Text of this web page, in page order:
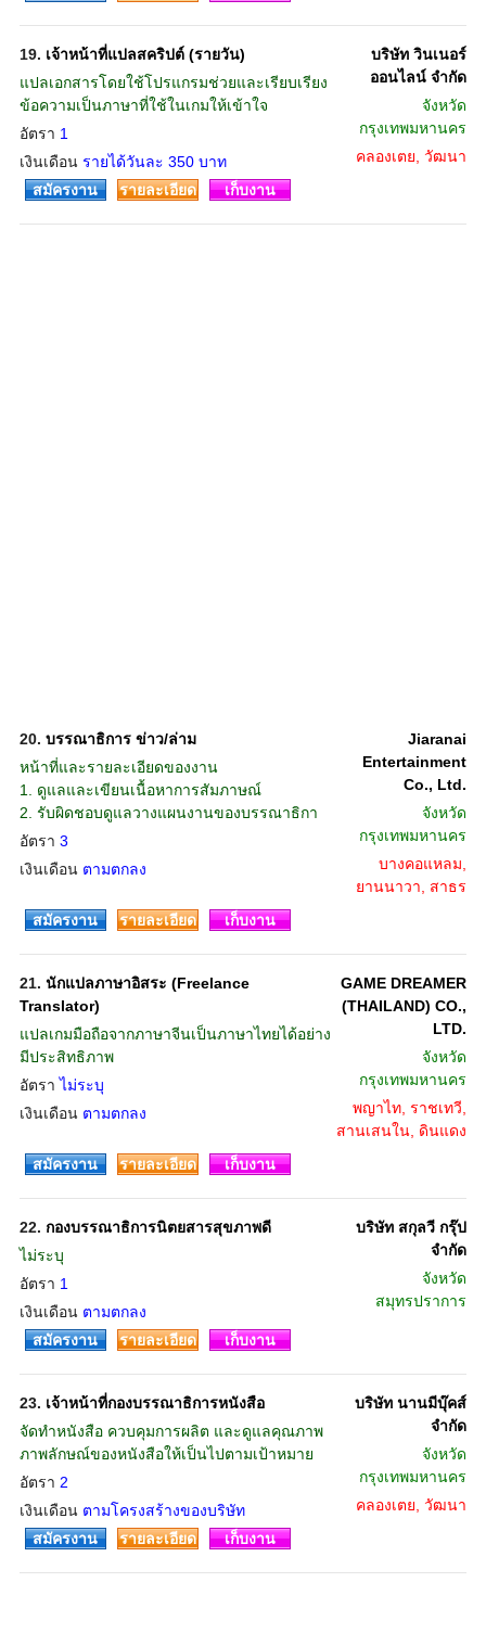
19. เจ้าหน้าที่แปลสคริปต์ (รายวัน)
แปลเอกสารโดยใช้โปรแกรมช่วยและเรียบเรียง
ข้อความเป็นภาษาที่ใช้ในเกมให้เข้าใจ
อัตรา 1
เงินเดือน รายได้วันละ 350 บาท
บริษัท วินเนอร์
ออนไลน์ จำกัด
จังหวัด
กรุงเทพมหานคร
คลองเตย, วัฒนา
สมัครงาน
รายละเอียด เก็บงาน
20. บรรณาธิการ ข่าว/ล่าม
หน้าที่และรายละเอียดของงาน
1. ดูแลและเขียนเนื้อหาการสัมภาษณ์
2. รับผิดชอบดูแลวางแผนงานของบรรณาธิกา
อัตรา 3
เงินเดือน ตามตกลง
Jiaranai
Entertainment
Co., Ltd.
จังหวัด
กรุงเทพมหานคร
บางคอแหลม,
ยานนาวา, สาธร
สมัครงาน
รายละเอียด เก็บงาน
21. นักแปลภาษาอิสระ (Freelance
Translator)
แปลเกมมือถือจากภาษาจีนเป็นภาษาไทยได้อย่าง
มีประสิทธิภาพ
อัตราไม่ระบุ
เงินเดือน ตามตกลง
GAME DREAMER
(THAILAND) CO.,
LTD.
จังหวัด
กรุงเทพมหานคร
พญาไท, ราชเทวี,
สานเสนใน, ดินแดง
สมัครงาน
รายละเอียด เก็บงาน
22. กองบรรณาธิการนิตยสารสุขภาพดี
ไม่ระบุ
อัตรา 1
เงินเดือน ตามตกลง
บริษัท สกุลวี กรุ๊ป
จำกัด
จังหวัด
สมุทรปราการ
สมัครงาน รายละเอียด เก็บงาน
23. เจ้าหน้าที่กองบรรณาธิการหนังสือ
จัดทำหนังสือ ควบคุมการผลิต และดูแลคุณภาพ
ภาพลักษณ์ของหนังสือให้เป็นไปตามเป้าหมาย
อัตรา 2
เงินเดือน ตามโครงสร้างของบริษัท
บริษัท นานมีบุ๊คส์
จำกัด
จังหวัด
กรุงเทพมหานคร
คลองเตย, วัฒนา
สมัครงาน
รายละเอียด เก็บงาน